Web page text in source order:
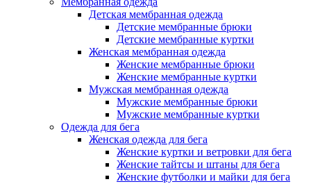
Детская мембранная одежда
Детские мембранные брюки
Детские мембранные куртки
Женская мембранная одежда
Женские мембранные брюки
Женские мембранные куртки
Мужская мембранная одежда
Мужские мембранные брюки
Мужские мембранные куртки
Одежда для бега
Женская одежда для бега
Женские куртки и ветровки для бега
Женские тайтсы и штаны для бега
Женские футболки и майки для бега